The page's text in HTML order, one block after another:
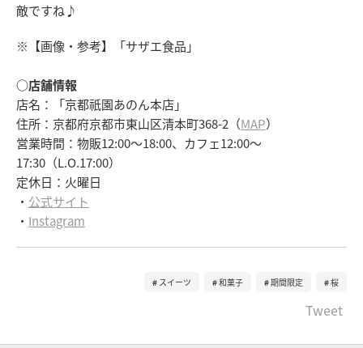
敵ですね♪
※【画像・参考】「サザエ食品」
○店舗情報
店名：「京都祇園あのん本店」
住所：京都府京都市東山区清本町368-2（MAP）
営業時間：物販12:00～18:00、カフェ12:00～
17:30（L.O.17:00）
定休日：火曜日
・ 公式サイト
・ Instagram
スイーツ 和菓子 期間限定 桜
Tweet